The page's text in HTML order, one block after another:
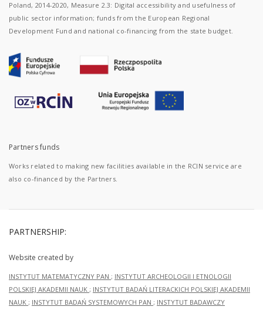
Poland, 2014-2020, Measure 2.3: Digital accessibility and usefulness of
public sector information; funds from the European Regional
Development Fund and national co-financing from the state budget.
Partners funds
Works related to making new facilities available in the RCIN service are
also co-financed by the Partners.
PARTNERSHIP:
Website created by
INSTYTUT MATEMATYCZNY PAN ; INSTYTUT ARCHEOLOGII I ETNOLOGII
POLSKIEJ AKADEMII NAUK ; INSTYTUT BADAŃ LITERACKICH POLSKIEJ AKADEMII
NAUK ; INSTYTUT BADAŃ SYSTEMOWYCH PAN ; INSTYTUT BADAWCZY